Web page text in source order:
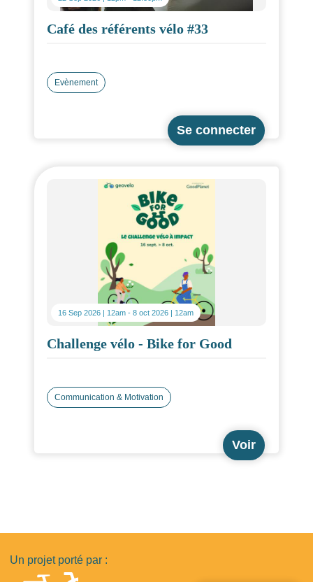
Café des référents vélo #33
Evènement
16 Sep 2026 | 12am -8 oct 2026 | 12am
Challenge vélo - Bike for Good
Communication & Motivation
Voir
Un projet porté par :